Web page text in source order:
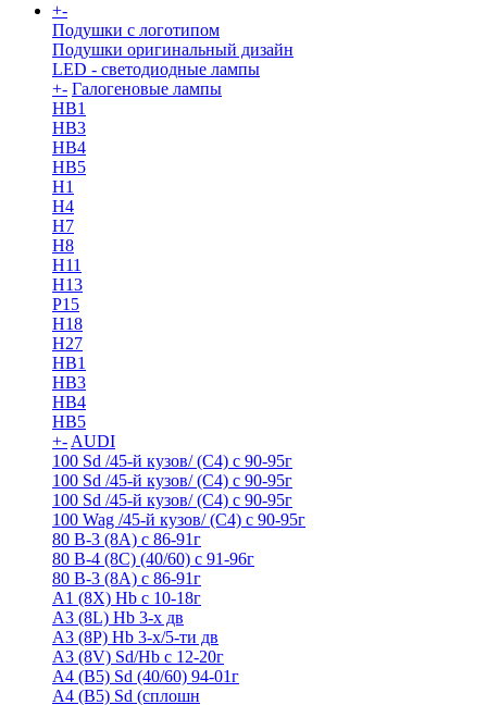
+-
Подушки с логотипом
Подушки оригинальный дизайн
LED - светодиодные лампы
+- Галогеновые лампы
HB1
HB3
HB4
HB5
H1
H4
H7
H8
H11
H13
Р15
H18
H27
HB1
HB3
HB4
HB5
+- AUDI
100 Sd /45-й кузов/ (С4) с 90-95г
100 Sd /45-й кузов/ (С4) с 90-95г
100 Sd /45-й кузов/ (С4) с 90-95г
100 Wag /45-й кузов/ (С4) с 90-95г
80 B-3 (8A) с 86-91г
80 B-4 (8С) (40/60) с 91-96г
80 В-3 (8А) с 86-91г
A1 (8X) Hb с 10-18г
A3 (8L) Hb 3-х дв
A3 (8P) Hb 3-х/5-ти дв
A3 (8V) Sd/Hb c 12-20г
A4 (B5) Sd (40/60) 94-01г
A4 (B5) Sd (сплошн